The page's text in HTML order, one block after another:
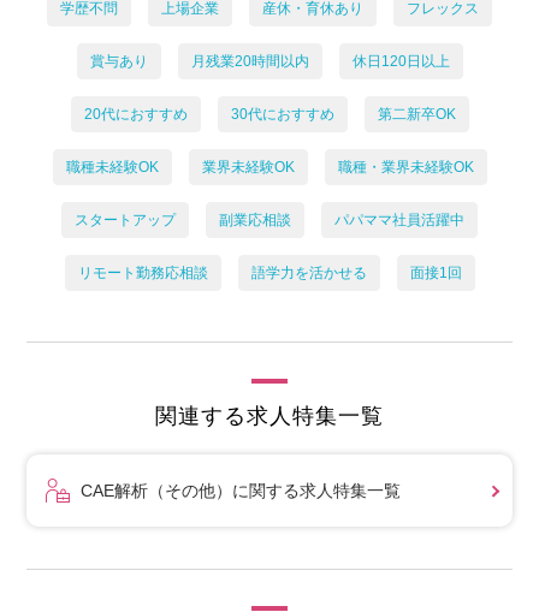
学歴不問 上場企業 産休・育休あり フレックス
賞与あり 月残業20時間以内 休日120日以上
20代におすすめ 30代におすすめ 第二新卒OK
職種未経験OK 業界未経験OK 職種・業界未経験OK
スタートアップ 副業応相談 パパママ社員活躍中
リモート勤務応相談 語学力を活かせる 面接1回
関連する求人特集一覧
CAE解析（その他）に関する求人特集一覧